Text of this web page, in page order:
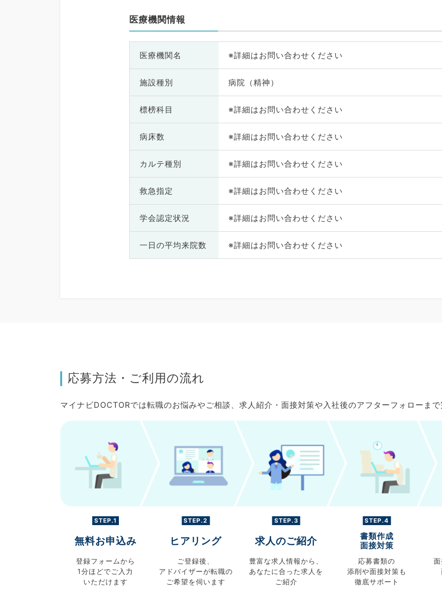
医療機関情報
医療機関名 ※詳細はお問い合わせください
施設種別 病院（精神）
標榜科目 ※詳細はお問い合わせください
病床数 ※詳細はお問い合わせください
カルテ種別 ※詳細はお問い合わせください
救急指定 ※詳細はお問い合わせください
学会認定状況 ※詳細はお問い合わせください
一日の平均来院数 ※詳細はお問い合わせください
応募方法・ご利用の流れ
マイナビDOCTORでは転職のお悩みやご相談、求人紹介・面接対策や入社後のアフターフォローま
STEP.1
無料お申込み
登録フォームから
1分ほどでご入力
いただけます
STEP.2
ヒアリング
ご登録後、
アドバイザーが転職の
ご希望を伺います
STEP.3
求人のご紹介
豊富な求人情報から、
あなたに合った求人を
ご紹介
STEP.4
書類作成
面接対策
応募書類の
添削や面接対策も
徹底サポート